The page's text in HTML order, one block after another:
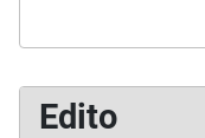
Edito